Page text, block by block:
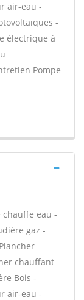
air-eau -
-
électrique à
Pompe
eau -
gaz -
chauffant
Bois -
air-eau -